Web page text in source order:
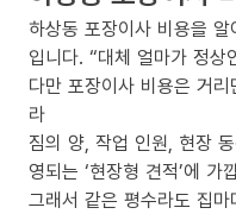
하상동 포장이사 비용을
입니다. “대체 얼마가 정상
다만 포장이사 비용은 거
라
짐의 양, 작업 인원, 현장
영되는 ‘현장형 견적’에 가
그래서 같은 평수라도 집